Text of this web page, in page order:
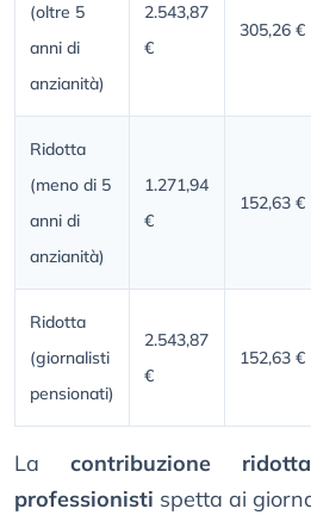
(oltre 5
anni di
anzianità)
2.543,87
€
305,26 €
Ridotta
(meno di 5
anni di
anzianità)
1.271,94
€
152,63 €
Ridotta
(giornalisti
pensionati)
2.543,87
€
152,63 €
La contribuzione
professionisti spetta ai